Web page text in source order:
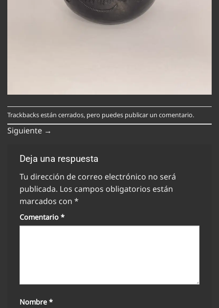
Trackbacks están cerrados, pero puedes publicar un comentario.
Siguiente →
Deja una respuesta
Tu dirección de correo electrónico no será
publicada. Los campos obligatorios están
marcados con *
Comentario *
Nombre *